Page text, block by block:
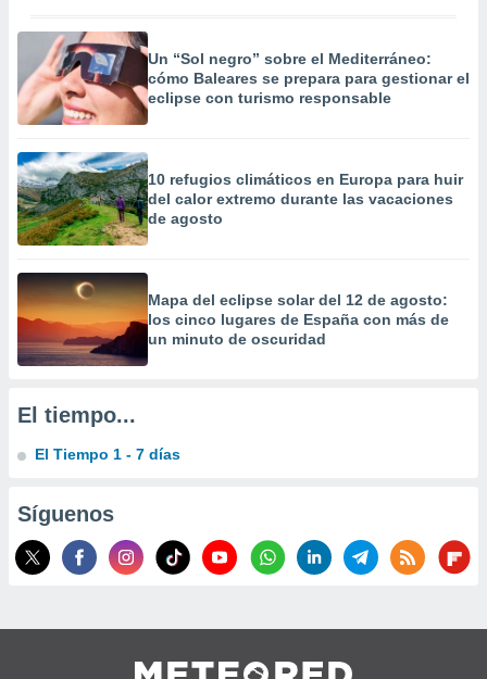
con el
e
mediante
publicidad
de
1199
Un “Sol negro” sobre el Mediterráneo:
cómo Baleares se prepara para gestionar el
eclipse con turismo responsable
10 refugios climáticos en Europa para huir
del calor extremo durante las vacaciones
de agosto
Mapa del eclipse solar del 12 de agosto:
los cinco lugares de España con más de
un minuto de oscuridad
El tiempo...
El Tiempo 1 - 7 días
Síguenos